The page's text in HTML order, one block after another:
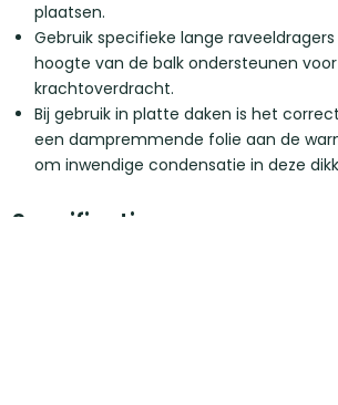
plaatsen.
Gebruik specifieke lange
hoogte van de balk ondersteunen
krachtoverdracht.
Bij gebruik in platte daken is het
een dampremmende folie aan de
om inwendige condensatie in deze
Specificaties